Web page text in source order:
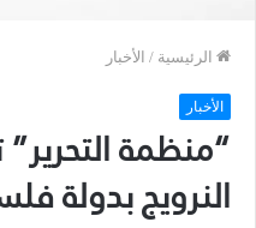
الرئيسية / الأخبار
الأخبار
“منظمة
النرويج بدولة